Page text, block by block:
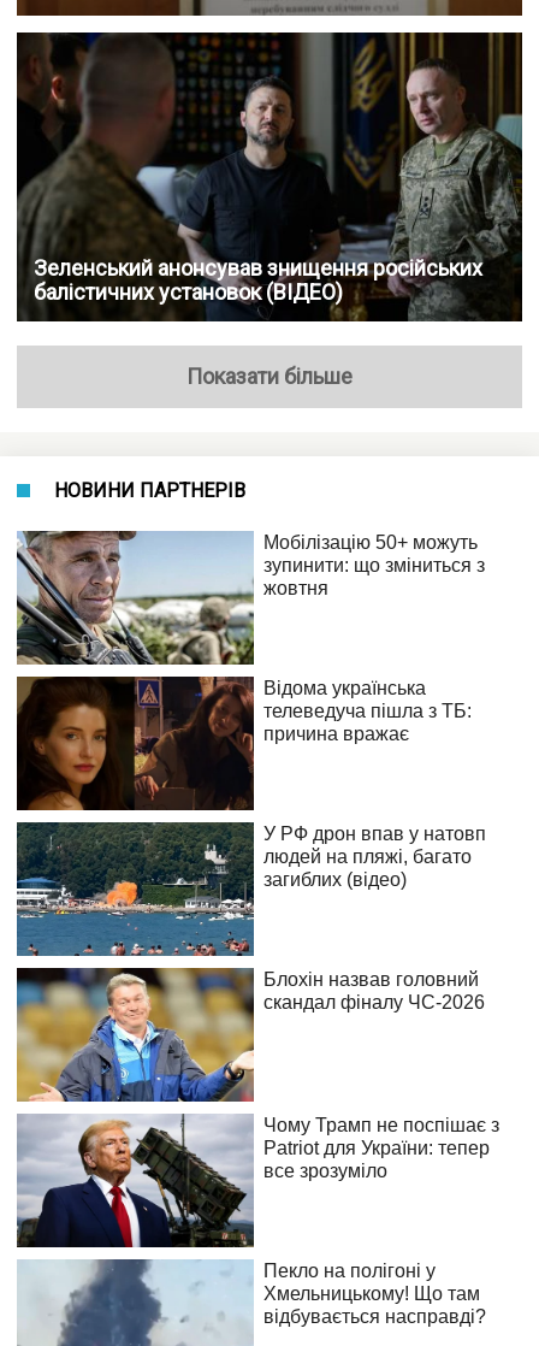
Зеленський анонсував знищення російських
балістичних установок (ВІДЕО)
Показати більше
НОВИНИ ПАРТНЕРІВ